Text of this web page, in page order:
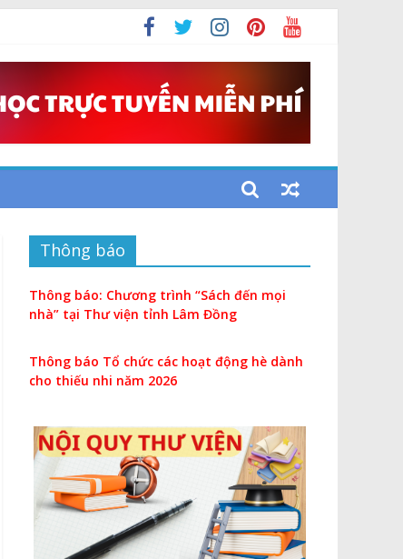
Thông báo
Thông báo: Chương trình “Sách đến mọi
nhà” tại Thư viện tỉnh Lâm Đồng
Thông báo Tổ chức các hoạt động hè dành
cho thiếu nhi năm 2026